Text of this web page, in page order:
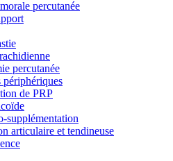
percutanée
percutanée
de PRP
supplémentation
articulaire et tendineuse